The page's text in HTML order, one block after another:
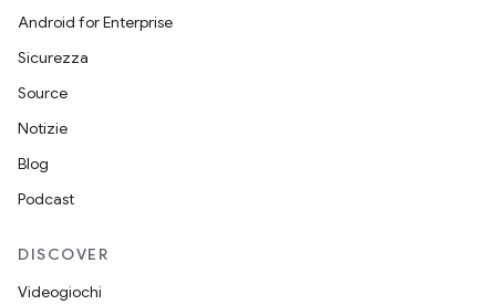
Android for Enterprise
Sicurezza
Source
Notizie
Blog
Podcast
DISCOVER
Videogiochi